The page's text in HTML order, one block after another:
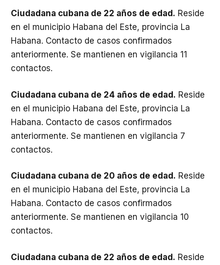
Ciudadana cubana de 22 años de edad. Reside
en el municipio Habana del Este, provincia La
Habana. Contacto de casos confirmados
anteriormente. Se mantienen en vigilancia 11
contactos.
Ciudadana cubana de 24 años de edad. Reside
en el municipio Habana del Este, provincia La
Habana. Contacto de casos confirmados
anteriormente. Se mantienen en vigilancia 7
contactos.
Ciudadana cubana de 20 años de edad. Reside
en el municipio Habana del Este, provincia La
Habana. Contacto de casos confirmados
anteriormente. Se mantienen en vigilancia 10
contactos.
Ciudadana cubana de 22 años de edad. Reside